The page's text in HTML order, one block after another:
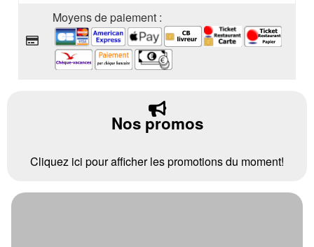
Moyens de paiement :
Nos promos
Cliquez ici pour afficher les promotions du moment!